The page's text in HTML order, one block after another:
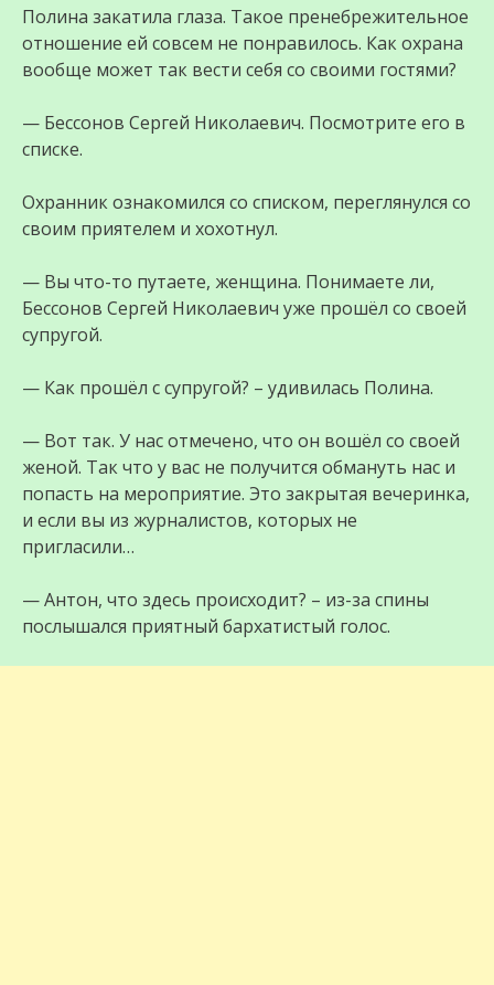
Полина закатила глаза. Такое пренебрежительное
отношение ей совсем не понравилось. Как охрана
вообще может так вести себя со своими гостями?
— Бессонов Сергей Николаевич. Посмотрите его в
списке.
Охранник ознакомился со списком, переглянулся со
своим приятелем и хохотнул.
— Вы что-то путаете, женщина. Понимаете ли,
Бессонов Сергей Николаевич уже прошёл со своей
супругой.
— Как прошёл с супругой? – удивилась Полина.
— Вот так. У нас отмечено, что он вошёл со своей
женой. Так что у вас не получится обмануть нас и
попасть на мероприятие. Это закрытая вечеринка,
и если вы из журналистов, которых не
пригласили…
— Антон, что здесь происходит? – из-за спины
послышался приятный бархатистый голос.